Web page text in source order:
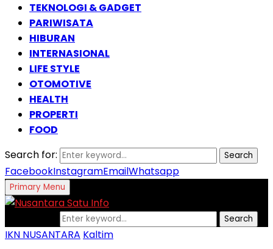
TEKNOLOGI & GADGET
PARIWISATA
HIBURAN
INTERNASIONAL
LIFE STYLE
OTOMOTIVE
HEALTH
PROPERTI
FOOD
Search for:
Search
FacebookInstagramEmailWhatsapp
Primary Menu
Search
IKN NUSANTARA Kaltim